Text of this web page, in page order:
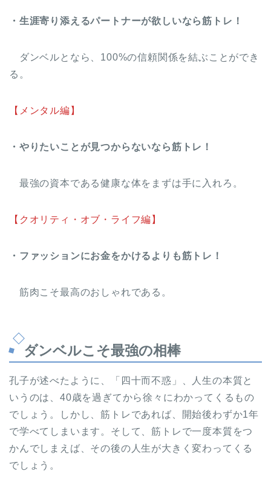
・生涯寄り添えるパートナーが欲しいなら筋トレ！
ダンベルとなら、100%の信頼関係を結ぶことができ
る。
【メンタル編】
・やりたいことが見つからないなら筋トレ！
最強の資本である健康な体をまずは手に入れろ。
【クオリティ・オブ・ライフ編】
・ファッションにお金をかけるよりも筋トレ！
筋肉こそ最高のおしゃれである。
ダンベルこそ最強の相棒
孔子が述べたように、「四十而不惑」、人生の本質と
いうのは、40歳を過ぎてから徐々にわかってくるもの
でしょう。しかし、筋トレであれば、開始後わずか1年
で学べてしまいます。そして、筋トレで一度本質をつ
かんでしまえば、その後の人生が大きく変わってくる
でしょう。